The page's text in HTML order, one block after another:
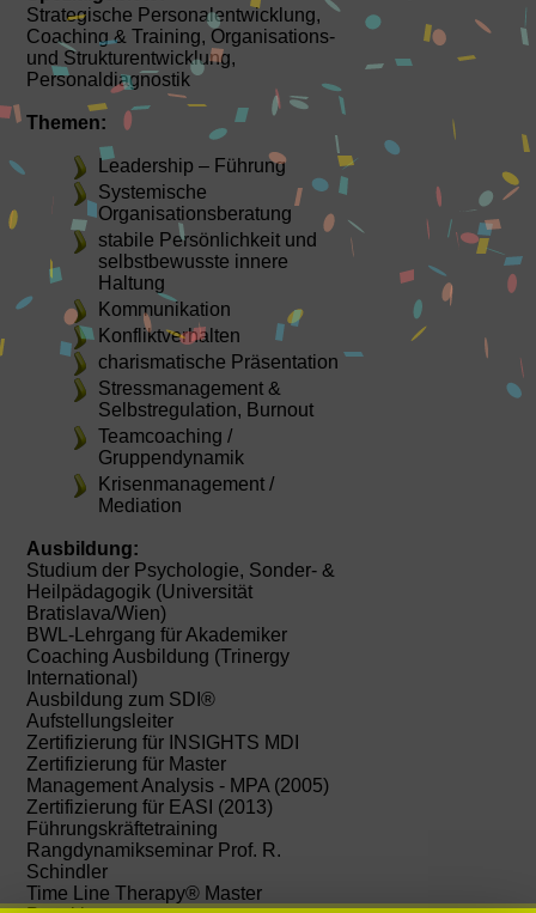
Strategische Personalentwicklung,
Coaching & Training, Organisations-
und Strukturentwicklung,
Personaldiagnostik
Themen:
Leadership – Führung
Systemische
Organisationsberatung
stabile Persönlichkeit und
selbstbewusste innere
Haltung
Kommunikation
Konfliktverhalten
charismatische Präsentation
Stressmanagement &
Selbstregulation, Burnout
Teamcoaching /
Gruppendynamik
Krisenmanagement /
Mediation
Ausbildung:
Studium der Psychologie, Sonder- &
Heilpädagogik (Universität
Bratislava/Wien)
BWL-Lehrgang für Akademiker
Coaching Ausbildung (Trinergy
International)
Ausbildung zum SDI®
Aufstellungsleiter
Zertifizierung für INSIGHTS MDI
Zertifizierung für Master
Management Analysis - MPA (2005)
Zertifizierung für EASI (2013)
Führungskräftetraining
Rangdynamikseminar Prof. R.
Schindler
Time Line Therapy® Master